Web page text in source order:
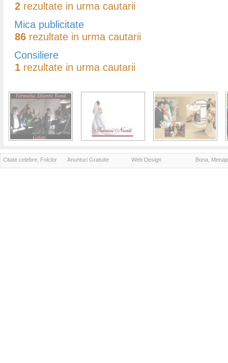
2 rezultate in urma cautarii
Mica publicitate
86 rezultate in urma cautarii
Consiliere
1 rezultate in urma cautarii
Citate celebre, Folclor Anunturi Gratuite Web Design Bona,